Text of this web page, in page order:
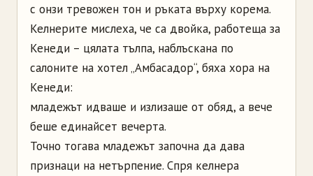
с онзи тревожен тон и ръката върху корема.
Келнерите мислеха, че са двойка, работеща за
Кенеди – цялата тълпа, наблъскана по
салоните на хотел „Амбасадор“, бяха хора на
Кенеди:
младежът идваше и излизаше от обяд, а вече
беше единайсет вечерта.
Точно тогава младежът започна да дава
признаци на нетърпение. Спря келнера